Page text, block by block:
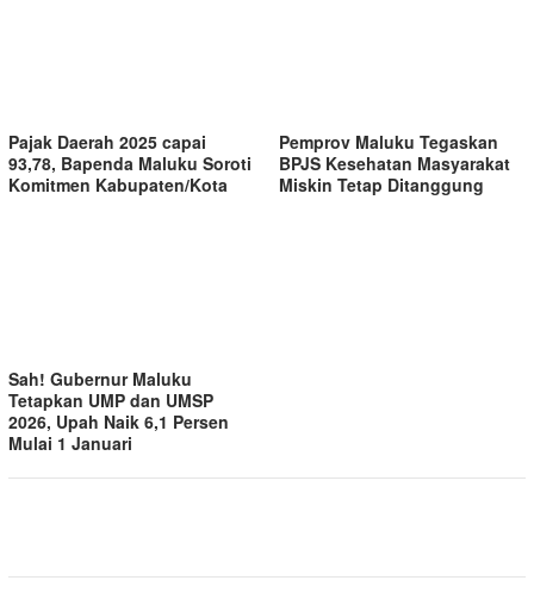
Pajak Daerah 2025 capai
93,78, Bapenda Maluku Soroti
Komitmen Kabupaten/Kota
Pemprov Maluku Tegaskan
BPJS Kesehatan Masyarakat
Miskin Tetap Ditanggung
Sah! Gubernur Maluku
Tetapkan UMP dan UMSP
2026, Upah Naik 6,1 Persen
Mulai 1 Januari